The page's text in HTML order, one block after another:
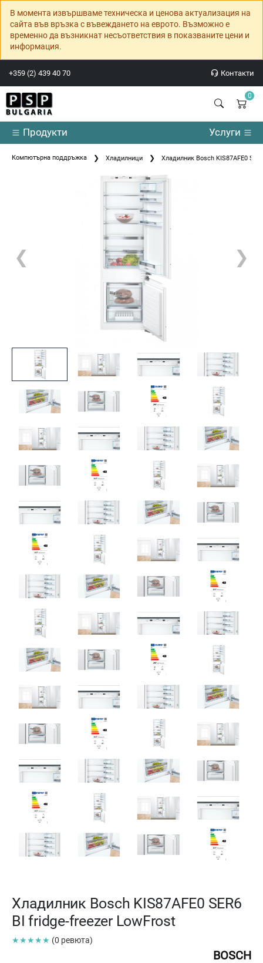
В момента извършваме техническа и ценова актуализация на
сайта във връзка с въвеждането на еврото. Възможно е
временно да възникнат несъответствия в показваните цени и
информация.
+359 (2) 439 40 70 Контакти
0
Продукти Услуги
Компютърна поддръжка Хладилници Хладилник Bosch KIS87AFE0
❮ ❯
Хладилник Bosch KIS87AFE0 SER6
BI fridge-freezer LowFrost
★★★★★ (0 ревюта)
BOSCH